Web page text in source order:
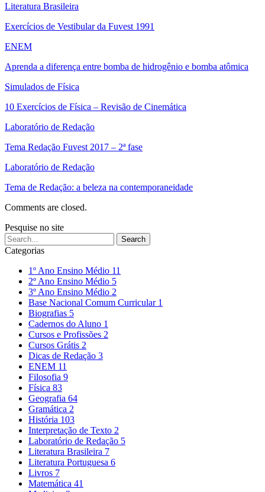
Literatura Brasileira
Exercícios de Vestibular da Fuvest 1991
ENEM
Aprenda a diferença entre bomba de hidrogênio e bomba atômica
Simulados de Física
10 Exercícios de Física – Revisão de Cinemática
Laboratório de Redação
Tema Redação Fuvest 2017 – 2ª fase
Laboratório de Redação
Tema de Redação: a beleza na contemporaneidade
Comments are closed.
Pesquise no site
Categorias
1º Ano Ensino Médio 11
2º Ano Ensino Médio 5
3º Ano Ensino Médio 2
Base Nacional Comum Curricular 1
Biografias 5
Cadernos do Aluno 1
Cursos e Profissões 2
Cursos Grátis 2
Dicas de Redação 3
ENEM 11
Filosofia 9
Física 83
Geografia 64
Gramática 2
História 103
Interpretação de Texto 2
Laboratório de Redação 5
Literatura Brasileira 7
Literatura Portuguesa 6
Livros 7
Matemática 41